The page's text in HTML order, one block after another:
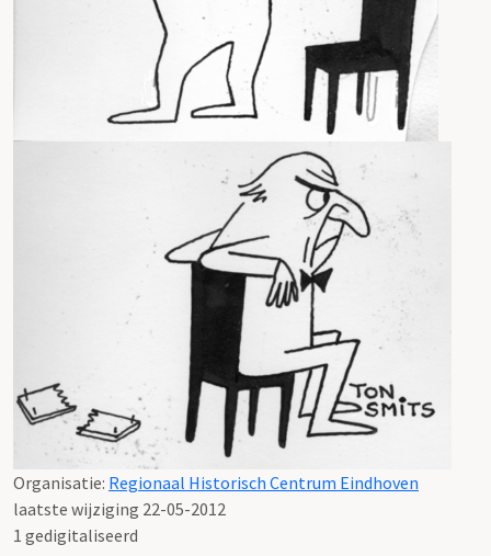
Organisatie: Regionaal Historisch Centrum Eindhoven
laatste wijziging 22-05-2012
1 gedigitaliseerd